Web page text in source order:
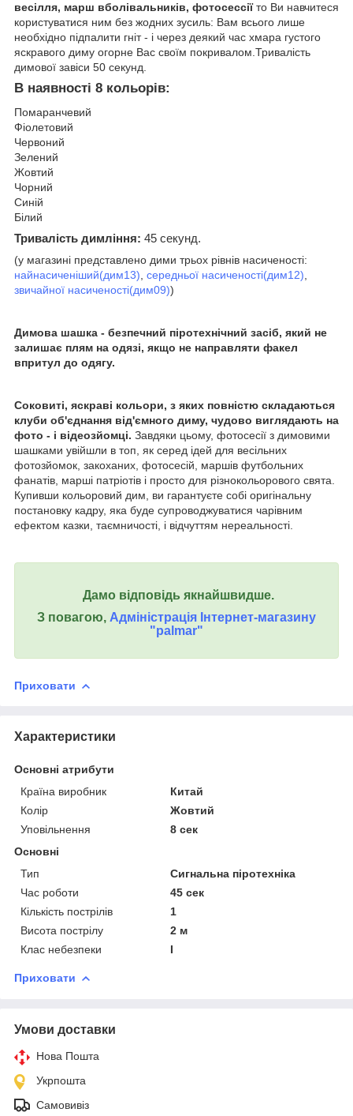
весілля, марш вболівальників, фотосессіїто Ви навчитеся
користуватися ним без жодних зусиль: Вам всього лише
необхідно підпалити гніт - і через деякий час хмара густого
яскравого диму огорне Вас своїм покривалом.Тривалість
димової завіси 50 секунд.
В наявності 8 кольорів:
Помаранчевий
Фіолетовий
Червоний
Зелений
Жовтий
Чорний
Синій
Білий
Тривалість димління: 45 секунд.
(у магазині представлено дими трьох рівнів насиченості:
найнасиченіший(дим13) середньої насиченості(дим12)
звичайної насиченості(дим09))
Димова шашка - безпечний піротехнічний засіб, який не
залишає плям на одязі, якщо не направляти факел
впритул до одягу.
Соковиті, яскраві кольори, з яких повністю складаються
клуби об'єднання від'ємного диму, чудово виглядають на
фото - і відеозйомці. Завдяки цьому, фотосесії з димовими
шашками увійшли в топ, як серед ідей для весільних
фотозйомок, закоханих, фотосесій, маршів футбольних
фанатів, марші патріотів і просто для різнокольорового свята.
Купивши кольоровий дим, ви гарантуєте собі оригінальну
постановку кадру, яка буде супроводжуватися чарівним
ефектом казки, таємничості, і відчуттям нереальності.
Дамо відповідь якнайшвидше.
З повагою, Адміністрація Інтернет-магазину
"palmar"
Приховати
Характеристики
Основні атрибути
Країна виробник
Китай
Колір
Жовтий
Уповільнення
8 сек
Основні
Тип
Сигнальна піротехніка
Час роботи
45 сек
Кількість пострілів
1
Висота пострілу
2 м
Клас небезпеки
I
Приховати
Умови доставки
Нова Пошта
Укрпошта
Самовивіз